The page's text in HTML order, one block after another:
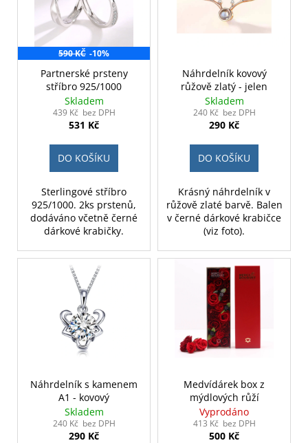
590 KČ -10%
Partnerské prsteny
stříbro 925/1000
Skladem
439 Kč bez DPH
531 Kč
DO KOŠÍKU
Sterlingové stříbro
925/1000. 2ks prstenů,
dodáváno včetně černé
dárkové krabičky.
Náhrdelník kovový
růžově zlatý - jelen
Skladem
240 Kč bez DPH
290 Kč
DO KOŠÍKU
Krásný náhrdelník v
růžově zlaté barvě. Balen
v černé dárkové krabičce
(viz foto).
Náhrdelník s kamenem
A1 - kovový
Skladem
240 Kč bez DPH
290 Kč
Medvídárek box z
mýdlových růží
Vyprodáno
413 Kč bez DPH
500 Kč